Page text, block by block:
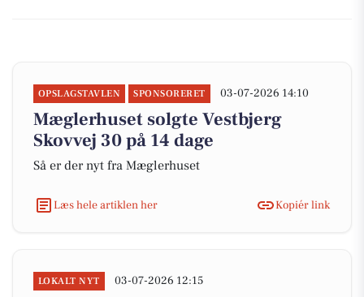
OPSLAGSTAVLEN SPONSORERET 03-07-2026 14:10
Mæglerhuset solgte Vestbjerg
Skovvej 30 på 14 dage
Så er der nyt fra Mæglerhuset
Læs hele artiklen her Kopiér link
LOKALT NYT 03-07-2026 12:15